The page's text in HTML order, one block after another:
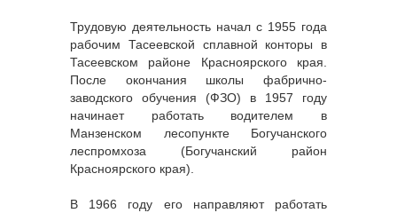
Трудовую деятельность начал с 1955 года
рабочим Тасеевской сплавной конторы в
Тасеевском районе Красноярского края.
После окончания школы фабрично-
заводского обучения (ФЗО) в 1957 году
начинает работать водителем в
Манзенском лесопункте Богучанского
леспромхоза (Богучанский район
Красноярского края).
В 1966 году его направляют работать